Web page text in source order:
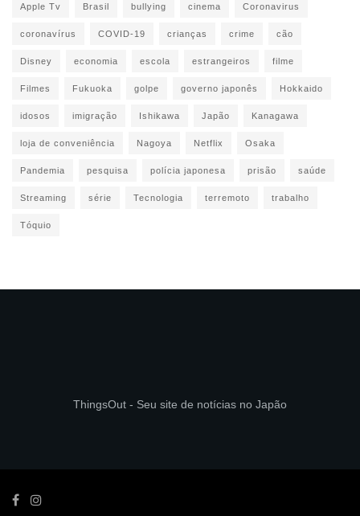
Apple Tv Brasil bullying cinema Coronavirus
coronavírus COVID-19 crianças crime cão
Disney economia escola estrangeiros filme
Filmes Fukuoka golpe governo japonês Hokkaido
idosos imigração Ishikawa Japão Kanagawa
loja de conveniência Nagoya Netflix Osaka
Pandemia pesquisa polícia japonesa prisão saúde
Streaming série Tecnologia terremoto trabalho
Tóquio
ThingsOut - Seu site de notícias no Japão